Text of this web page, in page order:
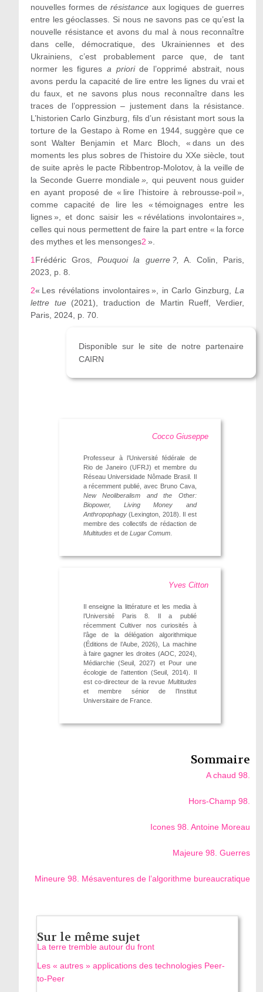
nouvelles formes de résistance aux logiques de guerres
entre les géoclasses. Si nous ne savons pas ce qu’est la
nouvelle résistance et avons du mal à nous reconnaître
dans celle, démocratique, des Ukrainiennes et des
Ukrainiens, c’est probablement parce que, de tant
normer les figures a prioride l’opprimé abstrait, nous
avons perdu la capacité de lire entre les lignes du vrai et
du faux, et ne savons plus nous reconnaître dans les
traces de l’oppression – justement dans la résistance.
L’historien Carlo Ginzburg, fils d’un résistant mort sous la
torture de la Gestapo à Rome en 1944, suggère que ce
sont Walter Benjamin et Marc Bloch, « dans un des
moments les plus sobres de l’histoire du XXe siècle, tout
de suite après le pacte Ribbentrop-Molotov, à la veille de
la Seconde Guerre mondiale », qui peuvent nous guider
en ayant proposé de « lire l’histoire à rebrousse-poil »,
comme capacité de lire les « témoignages entre les
lignes », et donc saisir les « révélations involontaires »,
celles qui nous permettent de faire la part entre « la force
des mythes et les mensonges2 ».
1Frédéric Gros,Pouquoi la guerre ?, A. Colin, Paris,
2023, p. 8.
2« Les révélations involontaires», in Carlo Ginzburg,La
lettre tue(2021), traduction de Martin Rueff, Verdier,
Paris, 2024, p. 70.
Disponible sur le site de notre partenaire
CAIRN
Cocco Giuseppe
Professeur à l’Université fédérale de
Rio de Janeiro (UFRJ) et membre du
Réseau Universidade Nômade Brasil. Il
a récemment publié, avec Bruno Cava,
New Neoliberalism and the Other:
Biopower, Living Money and
Anthropophagy(Lexington, 2018). Il est
membre des collectifs de rédaction de
Multitudeset de Lugar Comum.
Yves Citton
Il enseigne la littérature et les media à
l’Université Paris 8. Il a publié
récemment Cultiver nos curiosités à
l’âge de la délégation algorithmique
(Éditions de l’Aube, 2026), La machine
à faire gagner les droites (AOC, 2024),
Médiarchie (Seuil, 2027) et Pour une
écologie de l’attention (Seuil, 2014). Il
est co-directeur de la revue Multitudes
et membre sénior de l’Institut
Universitaire de France.
Sommaire
A chaud 98.
Hors-Champ 98.
Icones 98. Antoine Moreau
Majeure 98. Guerres
Mineure 98. Mésaventures de l’algorithme bureaucratique
Sur le même sujet
La terre tremble autour du front
Les « autres » applications des technologies Peer-
to-Peer